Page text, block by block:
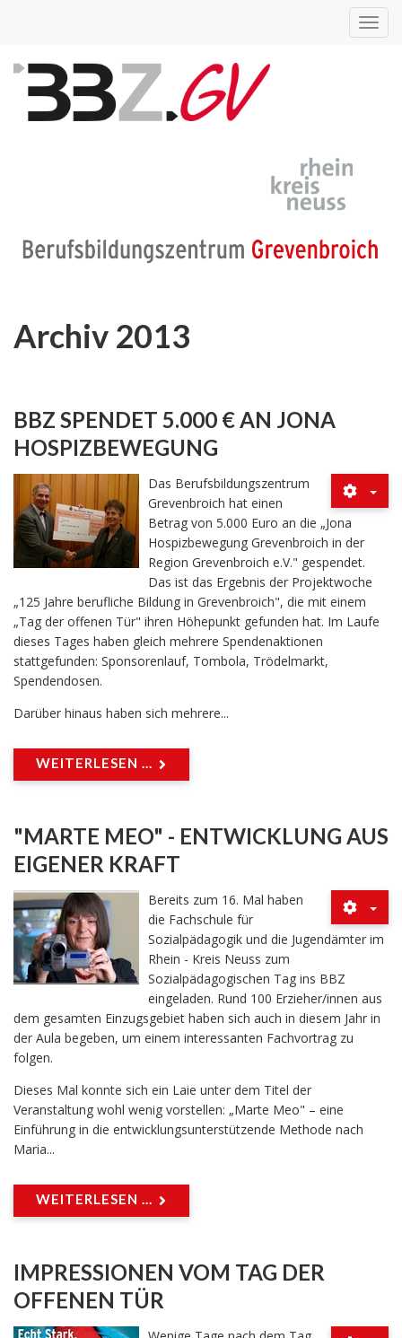
Archiv 2013
BBZ SPENDET 5.000 € AN JONA
HOSPIZBEWEGUNG
Das Berufsbildungszentrum
Grevenbroich hat einen
Betrag von 5.000 Euro an die „Jona
Hospizbewegung Grevenbroich in der
Region Grevenbroich e.V." gespendet.
Das ist das Ergebnis der Projektwoche
„125 Jahre berufliche Bildung in Grevenbroich", die mit einem
„Tag der offenen Tür" ihren Höhepunkt gefunden hat. Im Laufe
dieses Tages haben gleich mehrere Spendenaktionen
stattgefunden: Sponsorenlauf, Tombola, Trödelmarkt,
Spendendosen.
Darüber hinaus haben sich mehrere...
WEITERLESEN ...
"MARTE MEO" - ENTWICKLUNG AUS
EIGENER KRAFT
Bereits zum 16. Mal haben
die Fachschule für
Sozialpädagogik und die Jugendämter im
Rhein - Kreis Neuss zum
Sozialpädagogischen Tag ins BBZ
eingeladen. Rund 100 Erzieher/innen aus
dem gesamten Einzugsgebiet haben sich auch in diesem Jahr in
der Aula begeben, um einem interessanten Fachvortrag zu
folgen.
Dieses Mal konnte sich ein Laie unter dem Titel der
Veranstaltung wohl wenig vorstellen: „Marte Meo" – eine
Einführung in die entwicklungsunterstützende Methode nach
Maria...
WEITERLESEN ...
IMPRESSIONEN VOM TAG DER
OFFENEN TÜR